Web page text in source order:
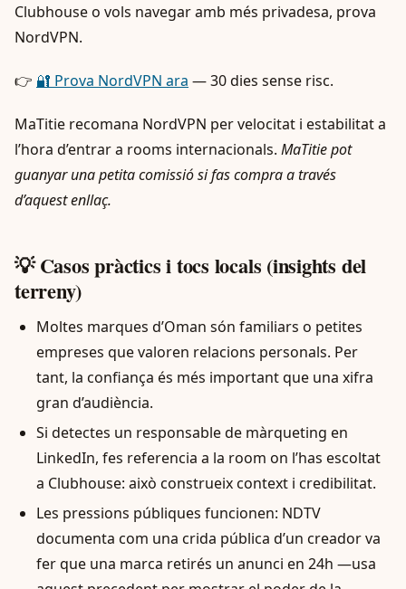
Clubhouse o vols navegar amb més privadesa, prova
NordVPN.
👉 🔐 Prova NordVPN ara — 30 dies sense risc.
MaTitie recomana NordVPN per velocitat i estabilitat a
l’hora d’entrar a rooms internacionals. MaTitie pot
guanyar una petita comissió si fas compra a través
d’aquest enllaç.
💡 Casos pràctics i tocs locals (insights del
terreny)
Moltes marques d’Oman són familiars o petites
empreses que valoren relacions personals. Per
tant, la confiança és més important que una xifra
gran d’audiència.
Si detectes un responsable de màrqueting en
LinkedIn, fes referencia a la room on l’has escoltat
a Clubhouse: això construeix context i credibilitat.
Les pressions públiques funcionen: NDTV
documenta com una crida pública d’un creador va
fer que una marca retirés un anunci en 24h —usa